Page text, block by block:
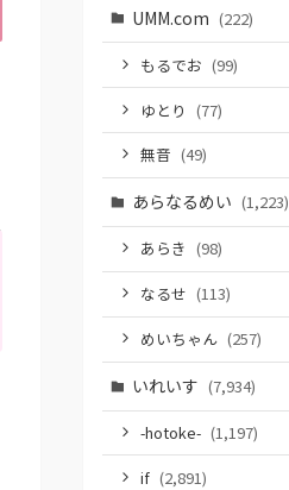
UMM.com (222)
もるでお (99)
ゆとり (77)
無音 (49)
あらなるめい (1,223)
あらき (98)
なるせ (113)
めいちゃん (257)
いれいす (7,934)
-hotoke- (1,197)
if (2,891)